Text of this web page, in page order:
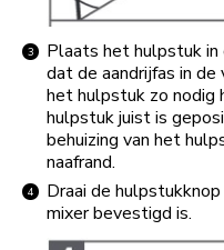
Plaats het hulpstuk in
dat de aandrijfas in de
het hulpstuk zo nodig
hulpstuk juist is
behuizing van het
naafrand.
Draai de
mixer bevestigd is.